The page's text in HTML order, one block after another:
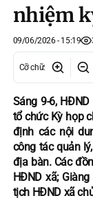
nhiệm
09/06/2026 - 15:19
Cỡ chữ:
Sáng 9-6,
tổ chức Kỳ họp
định các nội
công tác quản
địa bàn. Các
HĐND xã;
tịch HĐND xã